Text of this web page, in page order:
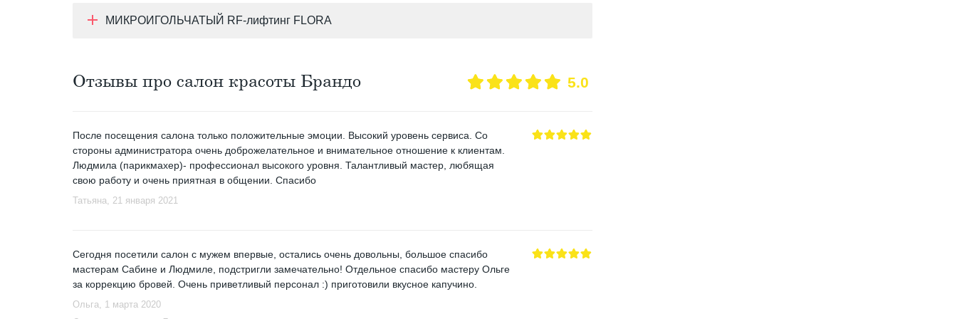
МИКРОИГОЛЬЧАТЫЙ RF-лифтинг FLORA
Отзывы про салон красоты Брандо 5.0
После посещения салона только положительные эмоции. Высокий уровень сервиса. Со
стороны администратора очень доброжелательное и внимательное отношение к клиентам.
Людмила (парикмахер)- профессионал высокого уровня. Талантливый мастер, любящая
свою работу и очень приятная в общении. Спасибо
Татьяна, 21 января 2021
Сегодня посетили салон с мужем впервые, остались очень довольны, большое спасибо
мастерам Сабине и Людмиле, подстригли замечательно! Отдельное спасибо мастеру Ольге
за коррекцию бровей. Очень приветливый персонал :) приготовили вкусное капучино.
Ольга, 1 марта 2020